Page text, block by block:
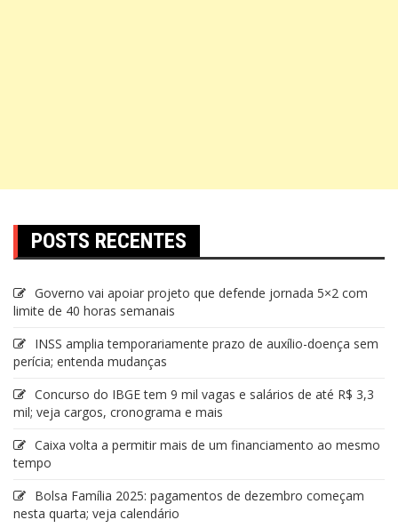
POSTS RECENTES
Governo vai apoiar projeto que defende jornada 5×2 com
limite de 40 horas semanais
INSS amplia temporariamente prazo de auxílio-doença sem
perícia; entenda mudanças
Concurso do IBGE tem 9 mil vagas e salários de até R$ 3,3
mil; veja cargos, cronograma e mais
Caixa volta a permitir mais de um financiamento ao mesmo
tempo
Bolsa Família 2025: pagamentos de dezembro começam
nesta quarta; veja calendário